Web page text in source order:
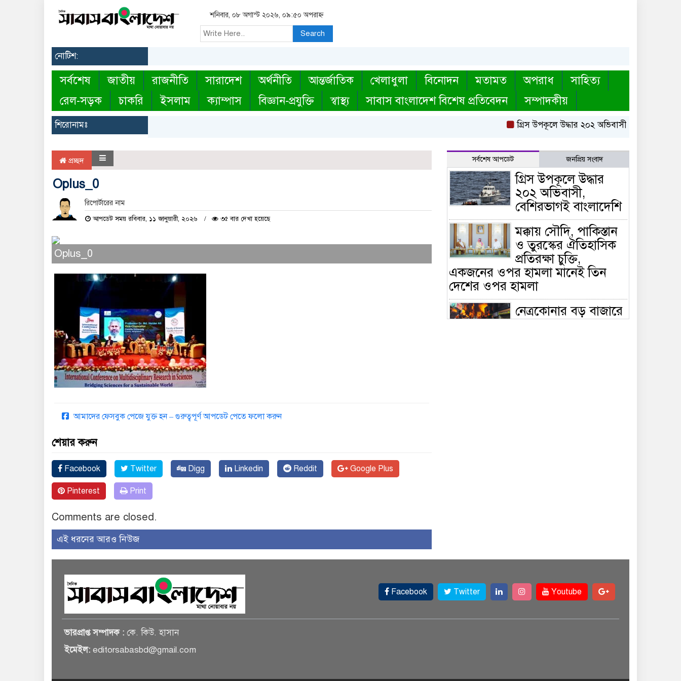
শনিবার, ০৮ অগাস্ট ২০২৬, ০৯:৫০ অপরাহ্ন
Search
নোটিশ:
সর্বশেষ জাতীয় রাজনীতি সারাদেশ অর্থনীতি আন্তর্জাতিক খেলাধুলা বিনোদন মতামত অপরাধ
সাহিত্য
রেল-সড়ক
চাকরি ইসলাম ক্যাম্পাস বিজ্ঞান-প্রযুক্তি স্বাস্থ্য সাবাস বাংলাদেশ বিশেষ প্রতিবেদন সম্পাদকীয়
শিরোনামঃ গ্রিস উপকূলে উদ্ধার ২০২ অভিবাসী, বেশিরভাগই
প্রচ্ছদ
Oplus_0
রিপোর্টারের নাম
আপডেট সময় রবিবার, ১১ জানুয়ারী, ২০২৬ ৩৫ বার দেখা হয়েছে
Oplus_0
আমাদের ফেসবুক পেজে যুক্ত হন – গুরুত্বপূর্ণ আপডেট পেতে ফলো করুন
শেয়ার করুন
Facebook Twitter Digg Linkedin Reddit Google Plus
Pinterest Print
Comments are closed.
এই ধরনের আরও নিউজ
সর্বশেষ আপডেট জনপ্রিয় সংবাদ
গ্রিস উপকূলে উদ্ধার
২০২ অভিবাসী,
বেশিরভাগই বাংলাদেশি
মক্কায় সৌদি, পাকিস্তান
ও তুরস্কের ঐতিহাসিক
প্রতিরক্ষা চুক্তি,
একজনের ওপর হামলা মানেই তিন
দেশের ওপর হামলা
নেত্রকোনার বড় বাজারে
ভয়াবহ আগুন, পুড়ছে ৫
সেমিকন্ডাক্টর খাতে
প্রণোদনা
Facebook Twitter Youtube
ভারপ্রাপ্ত সম্পাদক : কে. কিউ. হাসান
ইমেইল: editorsabasbd@gmail.com